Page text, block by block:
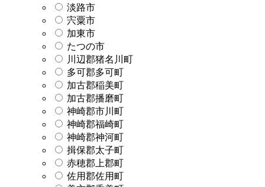
淡路市
宍粟市
加東市
たつの市
川辺郡猪名川町
多可郡多可町
加古郡稲美町
加古郡播磨町
神崎郡市川町
神崎郡福崎町
神崎郡神河町
揖保郡太子町
赤穂郡上郡町
佐用郡佐用町